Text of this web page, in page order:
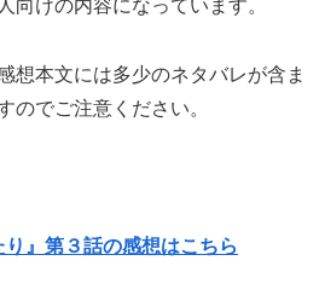
向けの内容になっています。
想本文には多少のネタバレが含ま
のでご注意ください。
』第３話の感想はこちら